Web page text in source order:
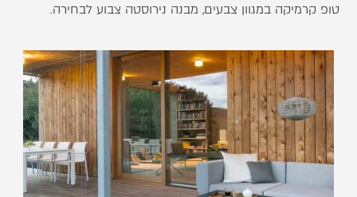
טופ קרמיקה במגוון צבעים, מבנה נירוסטה צבוע לבחירה.